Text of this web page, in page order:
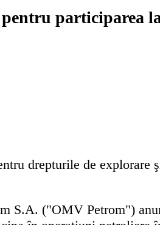
participarea
drepturile de explorare
S.A. ("OMV Petrom")